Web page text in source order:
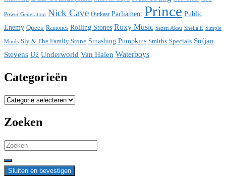
Power Generation Nick Cave Outkast Parliament Prince Public
Enemy Queen Ramones Rolling Stones Roxy Music Sezen Aksu Sheila E Simple
Minds Sly & The Family Stone Smashing Pumpkins Smiths Specials Sufjan
Stevens U2 Underworld Van Halen Waterboys
Categorieën
Categorieën
Zoeken
Search
for: